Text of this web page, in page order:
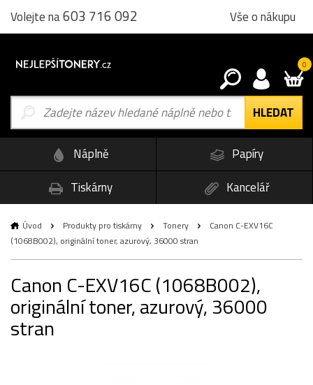
Volejte na603 716 092 Vše o nákupu
0
Náplně
Papíry
Tiskárny
Kancelář
Úvod Produkty pro tiskárny Tonery
Canon C-EXV16C
(1068B002), originální toner, azurový, 36000 stran
Canon C-EXV16C (1068B002),
originální toner, azurový, 36000
stran